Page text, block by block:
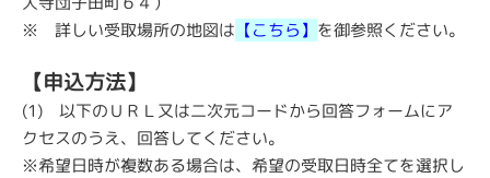
※ 詳しい受取場所の地図は 【こちら】 を御参照ください。
【申込方法】
(1) 以下のＵＲＬ又は二次元コードから回答フォームにア
クセスのうえ、回答してください。
※希望日時が複数ある場合は、希望の受取日時全てを選択し